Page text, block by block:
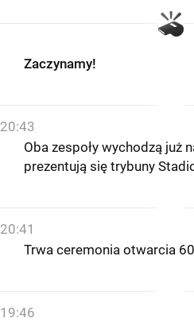
Zaczynamy!
20:43
Oba zespoły wychodzą już
prezentują się trybuny
20:41
Trwa ceremonia otwarcia
19:46